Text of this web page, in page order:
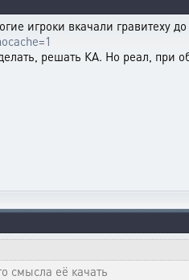
игроки вкачали гравитеху
решать КА. Но реал, при
смысла её качать